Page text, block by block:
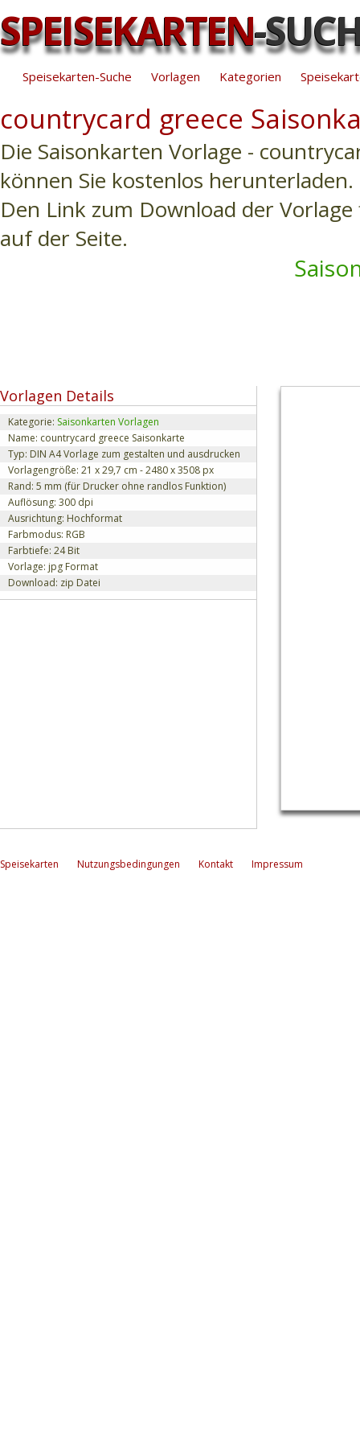
SPEISEKARTEN-
Speisekarten-Suche Vorlagen Kategorien
countrycard greece
Die Saisonkarten Vorlage -
können Sie kostenlos herunterladen.
Den Link zum Download der
auf der Seite.
Vorlagen Details
Kategorie: Saisonkarten Vorlagen
Name: countrycard greece Saisonkarte
Typ: DIN A4 Vorlage zum gestalten und ausdrucken
Vorlagengröße: 21 x 29,7 cm - 2480 x 3508 px
Rand: 5 mm (für Drucker ohne randlos Funktion)
Auflösung: 300 dpi
Ausrichtung: Hochformat
Farbmodus: RGB
Farbtiefe: 24 Bit
Vorlage: jpg Format
Download: zip Datei
Speisekarten Nutzungsbedingungen Kontakt Impressum